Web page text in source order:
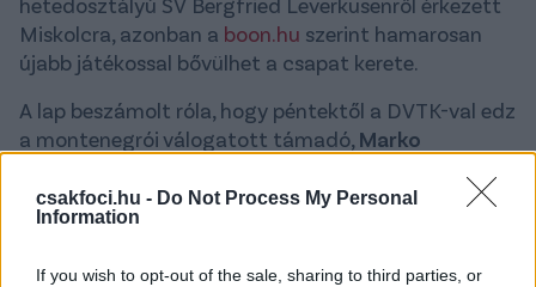
csakfoci.hu - Do Not Process My Personal
Information
If you wish to opt-out of the sale, sharing to third parties, or
Miskolcra, azonban a boon.hu szerint hamarosan
újabb játékossal bővülhet a csapat kerete.
A lap beszámolt róla, hogy péntektől a DVTK-val edz
a montenegrói válogatott támadó, Marko
horvát kapus, Karlo Sentic, azonban a
szerződtetésüket még nem jelentették be a piros-